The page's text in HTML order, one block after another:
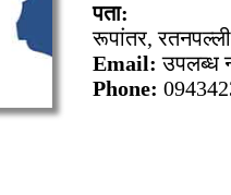
पता:
रूपांतर,
Email:उपलब्ध
Phone: